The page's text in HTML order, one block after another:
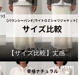
【サイズ比較】丈感かボリューム感で選ぶのがおすすめ